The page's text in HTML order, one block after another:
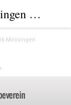
Mössingen
Gründung des HGV Mössingen e.V.